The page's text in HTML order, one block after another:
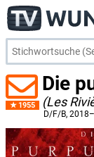
1955
Die
(Les
D/F/B,